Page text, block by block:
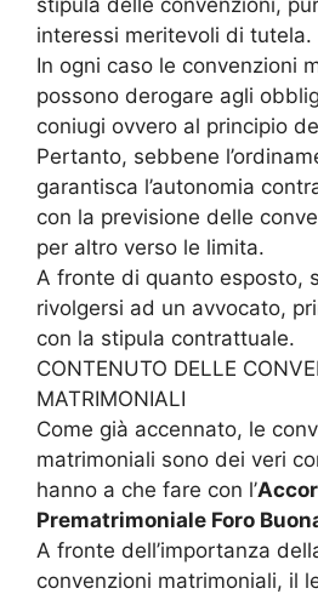
interessi meritevoli di tutela.
In ogni caso le convenzioni
possono derogare agli
coniugi ovvero al principio
Pertanto, sebbene
garantisca l’autonomia
con la previsione delle
per altro verso le limita.
A fronte di quanto esposto,
rivolgersi ad un avvocato,
con la stipula contrattuale.
CONTENUTO DELLE
MATRIMONIALI
Come già accennato, le
matrimoniali sono dei veri
hanno a che fare con l’
Prematrimoniale Foro
A fronte dell’importanza
convenzioni matrimoniali, il